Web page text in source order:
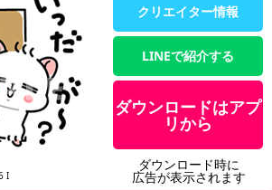
I
クリエイター情報
LINEで紹介する
ダウンロードはアプ
リから
ダウンロード時に
広告が表示されます